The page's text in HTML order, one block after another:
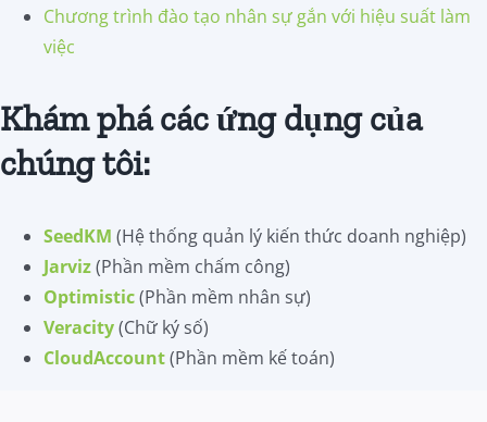
Chương trình đào tạo nhân sự gắn với hiệu suất làm
việc
Khám phá các ứng dụng của
chúng tôi:
SeedKM (Hệ thống quản lý kiến thức doanh nghiệp)
Jarviz(Phần mềm chấm công)
Optimistic(Phần mềm nhân sự)
Veracity(Chữ ký số)
CloudAccount(Phần mềm kế toán)